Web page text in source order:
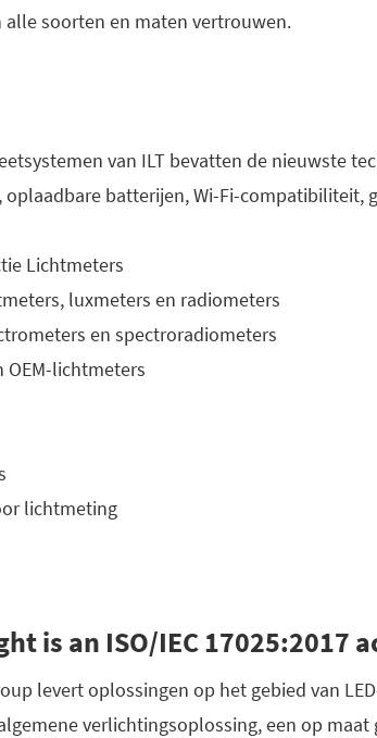
alle soorten en maten vertrouwen.
van ILT bevatten de nieuwste
oplaadbare batterijen, Wi-Fi-compatibiliteit,
Lichtmeters
luxmeters en radiometers
en spectroradiometers
OEM-lichtmeters
lichtmeting
is an ISO/IEC 17025:2017
levert oplossingen op het gebied van
verlichtingsoplossing, een op